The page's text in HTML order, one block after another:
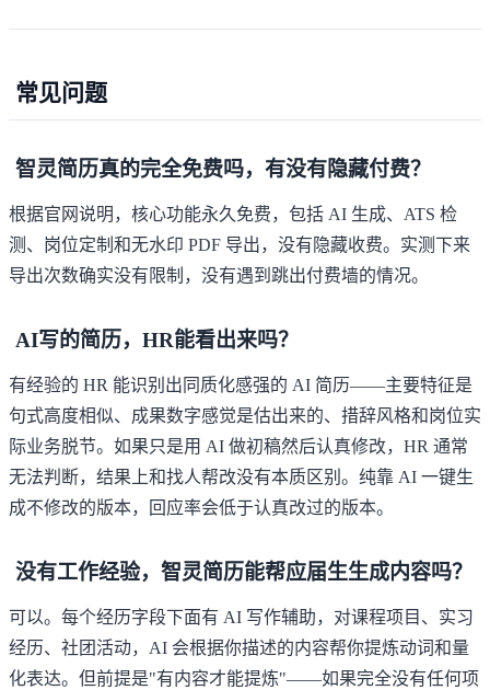
常见问题
智灵简历真的完全免费吗，有没有隐藏付费？
根据官网说明 ，核心功能永久免费，包括 AI 生成、ATS 检
测、岗位定制和无水印 PDF 导出，没有隐藏收费。实测下来
导出次数确实没有限制，没有遇到跳出付费墙的情况。
AI写的简历，HR能看出来吗？
有经验的 HR 能识别出同质化感强的 AI 简历——主要特征是
句式高度相似、成果数字感觉是估出来的、措辞风格和岗位实
际业务脱节。如果只是用 AI 做初稿然后认真修改，HR 通常
无法判断，结果上和找人帮改没有本质区别。纯靠 AI 一键生
成不修改的版本，回应率会低于认真改过的版本。
没有工作经验，智灵简历能帮应届生生成内容吗？
可以。每个经历字段下面有 AI 写作辅助，对课程项目、实习
经历、社团活动，AI 会根据你描述的内容帮你提炼动词和量
化表达。但前提是"有内容才能提炼"——如果完全没有任何项